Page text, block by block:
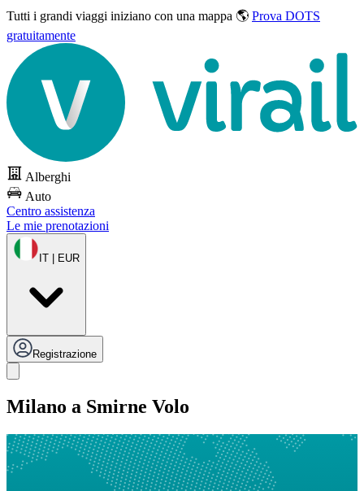
Tutti i grandi viaggi iniziano con una mappa 🌎 Prova DOTS
gratuitamente
Alberghi
Auto
Centro assistenza
Le mie prenotazioni
IT | EUR
Registrazione
Milano a Smirne Volo